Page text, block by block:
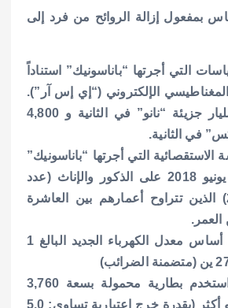
بمفعول إزالة الروائح من فرد إلى
التي أجرتها “باناسونيك” استناداً
الإلكتروني (“إي إس آر”).
مقارنة بين 480 مليار جزيئة “نانو” في الثانية و 4,800
في الثانية.
الاستقصائية التي أجرتها “باناسونيك”
على الإنترنت في يونيو 2018 على الذكور والإناث (عدد
المشاركين= 2000) الذين تتراوح أعمارهم بين العاشرة
: تم احتسابها على أساس معدل الكهرباء الجديد البالغ 1
: للوضع العادي، استخدم بطارية محمولة بسعة 3,760
ميلّي أمبير/ساعة أو أكثر (بقدرة خرجٍ اعتبارية تساوي: 5.0